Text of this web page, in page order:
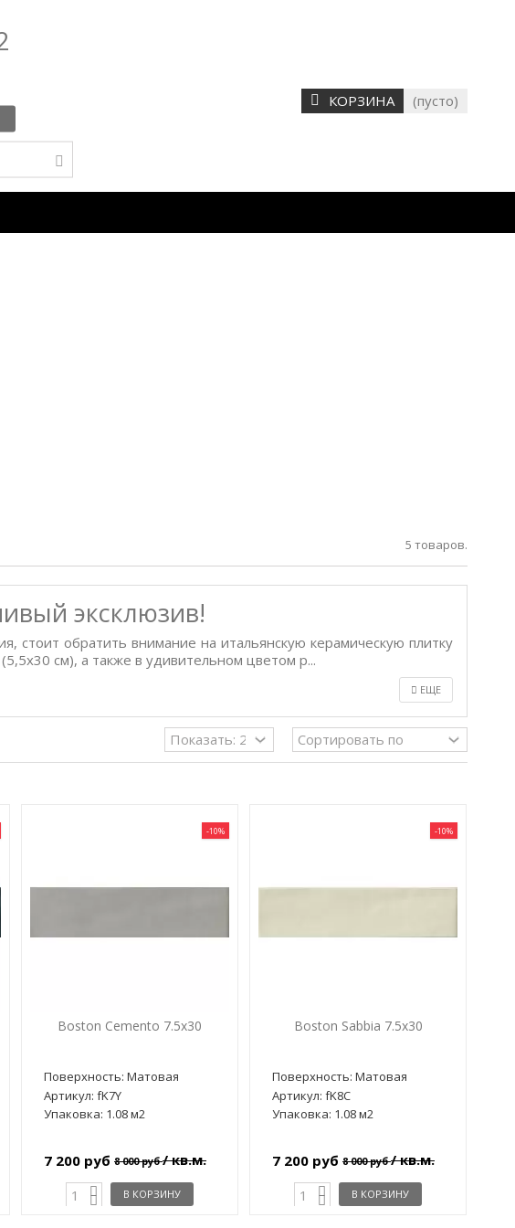
КОРЗИНА (пусто)
5 товаров.
эксклюзив!
обратить внимание на итальянскую керамическую плитку
см), а также в удивительном цветом р...
ЕЩЕ
-10%
Boston Cemento 7.5x30
Поверхность: Матовая
Артикул: fK7Y
Упаковка: 1.08 м2
7 200 руб 8 000 руб/ кв.м.
В КОРЗИНУ
-10%
Boston Sabbia 7.5x30
Поверхность: Матовая
Артикул: fK8C
Упаковка: 1.08 м2
7 200 руб 8 000 руб/ кв.м.
В КОРЗИНУ